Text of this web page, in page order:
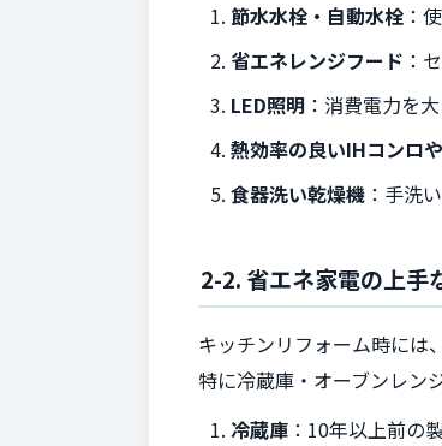
節水水栓・自動水栓 ：
省エネレンジフード ：
LED照明 ：消費電力を
熱効率の良いIHコンロ
食器洗い乾燥機 ：手洗
2-2. 省エネ家電の上手
キッチンリフォーム時には
特に冷蔵庫・オーブンレン
冷蔵庫 ：10年以上前の